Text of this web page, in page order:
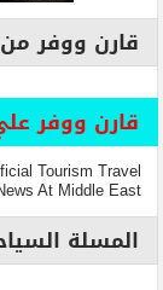
قارن ووفر
قارن ووفر
Tourism Travel
At Middle East
المسلة